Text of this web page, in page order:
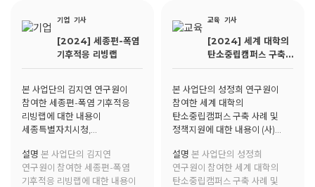
기업 기사
[2024] 세종편-폭염
기후적응 리빙랩
본 사업단의 김지연 연구원이
참여한 세종편-폭염 기후적응
리빙랩에 대한 내용이
세종특별자치시청,
설명 본 사업단의 김지연
연구원이 참여한 세종편-폭염
기후적응 리빙랩에 대한 내용이
교육 기사
[2024] 세계 대학의
탄소중립캠퍼스 구축
사례 및 정책지원
본 사업단의 성정희 연구원이
참여한 세계 대학의
탄소중립캠퍼스 구축 사례 및
정책지원에 대한 내용이 (사)
게재됨.
설명 본 사업단의 성정희
연구원이 참여한 세계 대학의
탄소중립캠퍼스 구축 사례 및